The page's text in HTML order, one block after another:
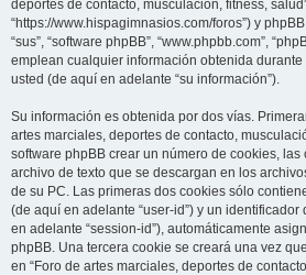
deportes de contacto, musculación, fitness,
“https://www.hispagimnasios.com/foros”) y
“sus”, “software phpBB”, “www.phpbb.com”,
emplean cualquier información obtenida
usted (de aquí en adelante “su información”).
Su información es obtenida por dos vías.
artes marciales, deportes de contacto,
software phpBB crear un número de cookies,
archivo de texto que se descargan en los
de su PC. Las primeras dos cookies sólo
(de aquí en adelante “user-id”) y un
en adelante “session-id”), automáticamente
phpBB. Una tercera cookie se creará una vez
en “Foro de artes marciales, deportes de